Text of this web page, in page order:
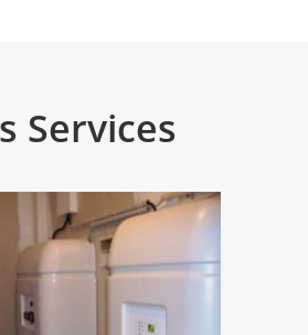
Services